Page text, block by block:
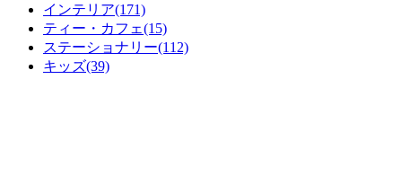
インテリア(171)
ティー・カフェ(15)
ステーショナリー(112)
キッズ(39)